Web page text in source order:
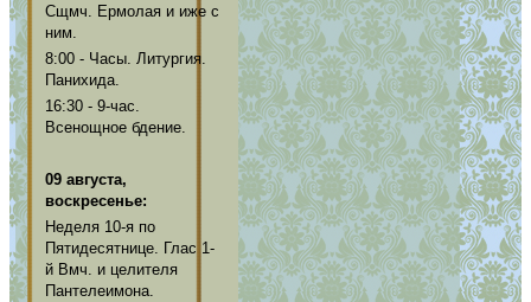
Сщмч. Ермолая и иже с
ним.
8:00 - Часы. Литургия.
Панихида.
16:30 - 9-час.
Всенощное бдение.
09 августа,
воскресенье:
Неделя 10-я по
Пятидесятнице. Глас 1-
й Вмч. и целителя
Пантелеимона.